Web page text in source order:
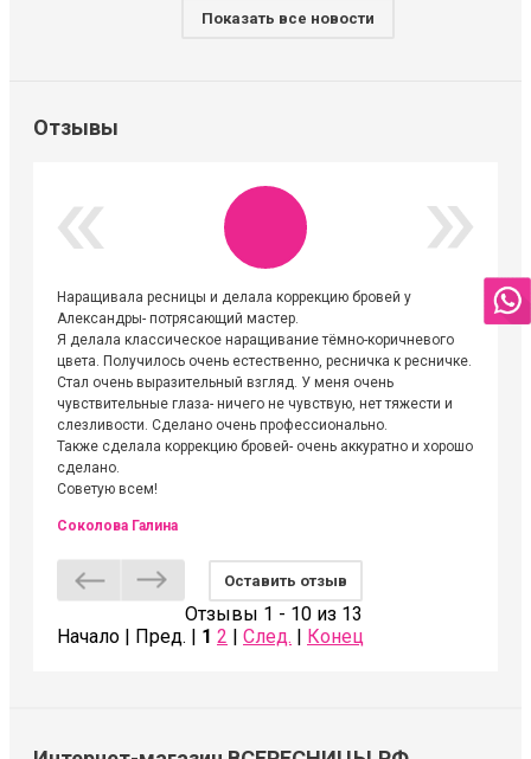
Показать все новости
Отзывы
Наращивала ресницы и делала коррекцию бровей у
Александры- потрясающий мастер.
Я делала классическое наращивание тёмно-коричневого
цвета. Получилось очень естественно, ресничка к ресничке.
Стал очень выразительный взгляд. У меня очень
чувствительные глаза- ничего не чувствую, нет тяжести и
слезливости. Сделано очень профессионально.
Также сделала коррекцию бровей- очень аккуратно и хорошо
сделано.
Советую всем!
Соколова Галина
Оставить отзыв
Отзывы 1 - 10 из 13
Начало | Пред. | 1 2 След. Конец